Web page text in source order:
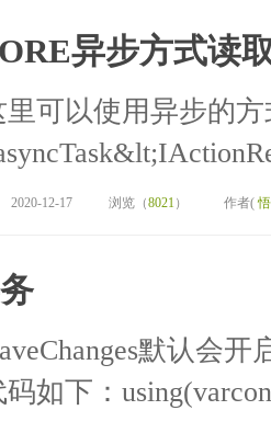
异步方式读
里可以使用异步的
2020-12-17 浏览（8021） 作者(
默认会
如下：